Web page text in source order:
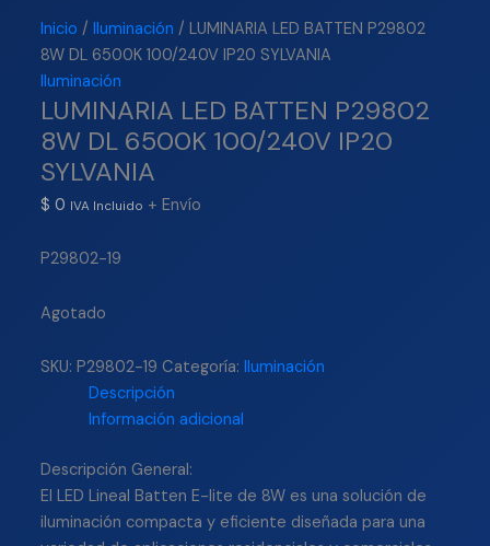
Inicio /Iluminación / LUMINARIA LED BATTEN P29802
8W DL 6500K 100/240V IP20 SYLVANIA
Iluminación
LUMINARIA LED BATTEN P29802
8W DL 6500K 100/240V IP20
SYLVANIA
$ 0 IVA Incluido + Envío
P29802-19
Agotado
SKU:P29802-19 Categoría:Iluminación
Descripción
Información adicional
Descripción General:
El LED Lineal Batten E-lite de 8W es una solución de
iluminación compacta y eficiente diseñada para una